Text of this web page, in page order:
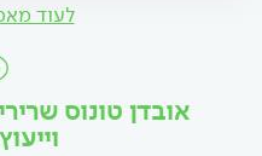
לעוד
אובדן טונוס